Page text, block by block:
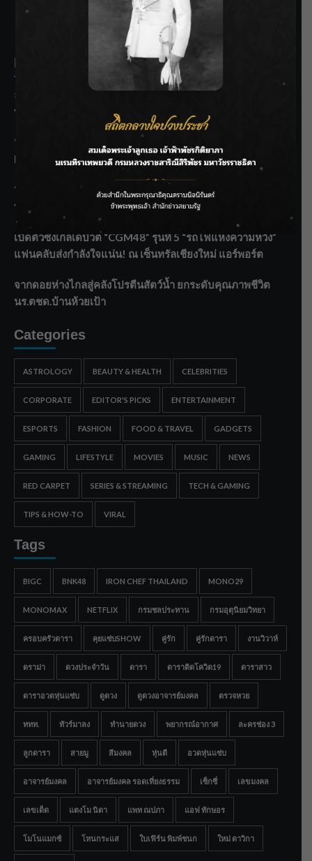
THE BEST ENTERTAINMENT
Recent Posts
ลุยไม่หยุด!! กรมชลฯ เร่งเคลียร์ผักตบชวา-ติดตั้งเครื่องสูบน้ำ
ทั่วไทย
“BILLKIN” สร้างความภาคภูมิใจ คว้ารางวัลใหญ่ Weibo
Malaysia พร้อมโชว์สุดประทับใจ
“สุริยะ” สั่งกรมชลฯ เฝ้าระวังน้ำ 24 ชม. รับมือฝนสิงหาคม
บริหารเชิงรุกลดเสี่ยงน้ำท่วม
เปิดตัวซิงเกิลเดบิวต์ “CGM48” รุ่นที่ 5 “รถไฟแห่งความหวัง”
แฟนคลับส่งกำลังใจแน่น! ณ เซ็นทรัลเชียงใหม่ แอร์พอร์ต
จากดอยห่างไกลสู่คลังโปรตีนสัตว์น้ำ ยกระดับคุณภาพชีวิต
นร.ตชด.บ้านห้วยเป้า
Categories
ASTROLOGY BEAUTY & HEALTH CELEBRITIES
CORPORATE EDITOR'S PICKS ENTERTAINMENT
ESPORTS FASHION FOOD & TRAVEL GADGETS
GAMING LIFESTYLE MOVIES MUSIC NEWS
RED CARPET SERIES & STREAMING TECH & GAMING
TIPS & HOW-TO VIRAL
Tags
BIGC BNK48 IRON CHEF THAILAND MONO29
MONOMAX NETFLIX กรมชลประทาน กรมอุตุนิยมวิทยา
ครอบครัวดารา คุยแซ่บSHOW คู่รัก คู่รักดารา งานวิวาห์
ดราม่า ดวงประจำวัน ดารา ดาราติดโควิด19 ดาราสาว
ดาราอวดหุ่นแซ่บ ดูดวง ดูดวงอาจารย์มงคล ตรวจหวย
ททท. ทัวร์มาลง ทำนายดวง พยากรณ์อากาศ ละครช่อง 3
ลูกดารา สายมู สีมงคล หุ่นดี อวดหุ่นแซ่บ
อาจารย์มงคล อาจารย์มงคล รอดเที่ยงธรรม เซ็กซี่ เลขมงคล
เลขเด็ด แตงโม นิดา แพท ณปภา แอฟ ทักษอร
โมโนแมกซ์ โหนกระแส ใบเฟิร์น พิมพ์ชนก ใหม่ ดาวิกา